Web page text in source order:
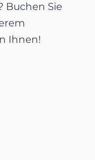
Buchen Sie
Ihnen!